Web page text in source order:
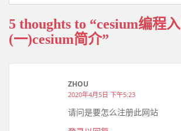
5 thoughts to “cesium编程入
(一)cesium简介”
ZHOU
2020年4月5日 下午5:23
请问是要怎么注册此网站